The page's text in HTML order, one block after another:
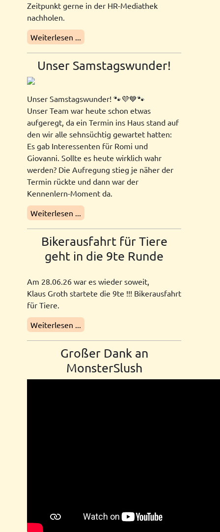
Zeitpunkt gerne in der HR-Mediathek
nachholen.
Weiterlesen ...
Unser Samstagswunder!
Unser Samstagswunder! 🐾💜💙🐾
Unser Team war heute schon etwas
aufgeregt, da ein Termin ins Haus stand auf
den wir alle sehnsüchtig gewartet hatten:
Es gab Interessenten für Romi und
Giovanni. Sollte es heute wirklich wahr
werden? Die Aufregung stieg je näher der
Termin rückte und dann war der
Kennenlern-Moment da.
Weiterlesen ...
Bikerausfahrt für Tiere
geht in die 9te Runde
Am 28.06.26 war es wieder soweit,
Klaus Groth startete die 9te !!! Bikerausfahrt
für Tiere.
Weiterlesen ...
Großer Dank an
MonsterSlush